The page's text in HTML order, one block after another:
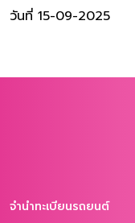
วันที่ 15-09-2025
จำนำทะเบียนรถยนต์